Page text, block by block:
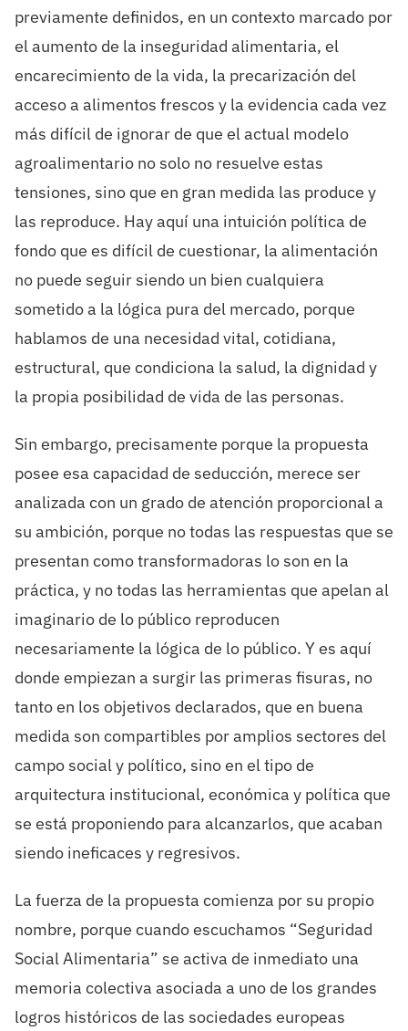
previamente definidos, en un contexto marcado por
el aumento de la inseguridad alimentaria, el
encarecimiento de la vida, la precarización del
acceso a alimentos frescos y la evidencia cada vez
más difícil de ignorar de que el actual modelo
agroalimentario no solo no resuelve estas
tensiones, sino que en gran medida las produce y
las reproduce. Hay aquí una intuición política de
fondo que es difícil de cuestionar, la alimentación
no puede seguir siendo un bien cualquiera
sometido a la lógica pura del mercado, porque
hablamos de una necesidad vital, cotidiana,
estructural, que condiciona la salud, la dignidad y
la propia posibilidad de vida de las personas.
Sin embargo, precisamente porque la propuesta
posee esa capacidad de seducción, merece ser
analizada con un grado de atención proporcional a
su ambición, porque no todas las respuestas que se
presentan como transformadoras lo son en la
práctica, y no todas las herramientas que apelan al
imaginario de lo público reproducen
necesariamente la lógica de lo público. Y es aquí
donde empiezan a surgir las primeras fisuras, no
tanto en los objetivos declarados, que en buena
medida son compartibles por amplios sectores del
campo social y político, sino en el tipo de
arquitectura institucional, económica y política que
se está proponiendo para alcanzarlos, que acaban
siendo ineficaces y regresivos.
La fuerza de la propuesta comienza por su propio
nombre, porque cuando escuchamos “Seguridad
Social Alimentaria” se activa de inmediato una
memoria colectiva asociada a uno de los grandes
logros históricos de las sociedades europeas